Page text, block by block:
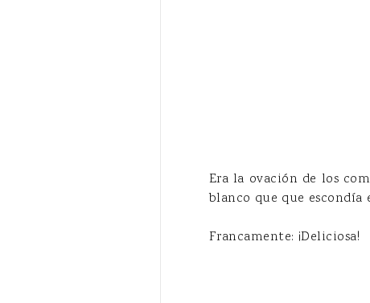
Era la ovación de los
blanco que que escondía
Francamente: ¡Deliciosa!